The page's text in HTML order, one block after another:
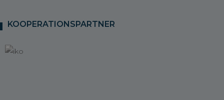
KOOPERATIONSPARTNER